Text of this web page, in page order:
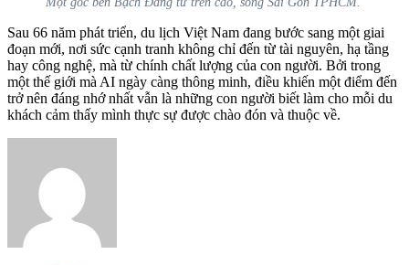
Sau 66 năm phát triển, du lịch Việt Nam đang bước sang một giai
đoạn mới, nơi sức cạnh tranh không chỉ đến từ tài nguyên, hạ tầng
hay công nghệ, mà từ chính chất lượng của con người. Bởi trong
một thế giới mà AI ngày càng thông minh, điều khiến một điểm đến
trở nên đáng nhớ nhất vẫn là những con người biết làm cho mỗi du
khách cảm thấy mình thực sự được chào đón và thuộc về.